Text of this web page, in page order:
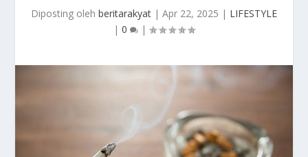
Diposting oleh beritarakyat | Apr 22, 2025 | LIFESTYLE
| 0 |